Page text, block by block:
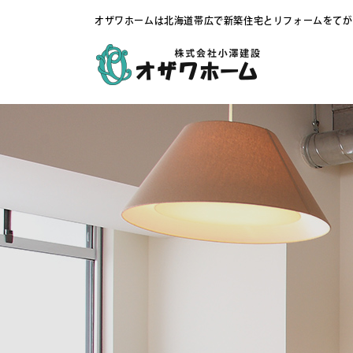
オザワホームは北海道帯広で新築住宅とリフォームをて